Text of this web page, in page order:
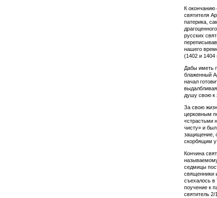
К
святителя
патерика,
русских
нашего
(1402 и 1404
Дабы иметь
блаженный
начал
душу свою к
За свою
церковным
«страстьми
чисту» и
защищение,
скорбящим
Кончина
седмицы
священники
съехалось в
поучение к
святитель 2/